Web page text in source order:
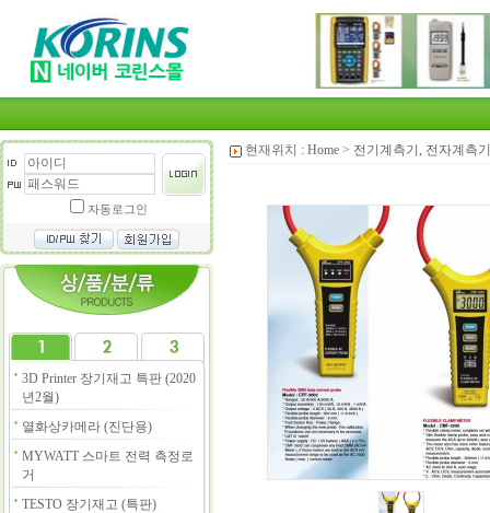
자동로그인
3D Printer 장기재고 특판 (2020
년2월)
열화상카메라 (진단용)
MYWATT 스마트 전력 측정로
거
TESTO 장기재고 (특판)
현재위치 : Home > 전기계측기, 전자계측기